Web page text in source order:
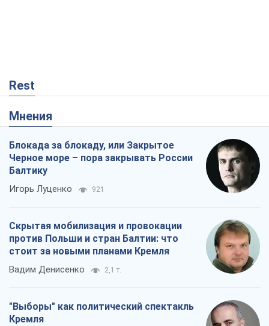
Rest
Мнения
Блокада за блокаду, или Закрытое
Черное море – пора закрывать России
Балтику
Игорь Луценко 921
Скрытая мобилизация и провокации
против Польши и стран Балтии: что
стоит за новыми планами Кремля
Вадим Денисенко 2,1 т.
"Выборы" как политический спектакль
Кремля